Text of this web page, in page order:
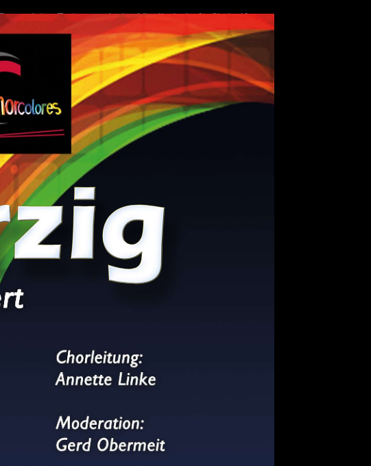
deine Trainer nach der Mitgliedschaft. Sie helfen
weiter!
uns
Instagram
Webinhalt.de – Webverzeichnis und Suchmaschine
kostenlos eintragen